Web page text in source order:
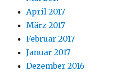
April 2017
März 2017
Februar 2017
Januar 2017
Dezember 2016